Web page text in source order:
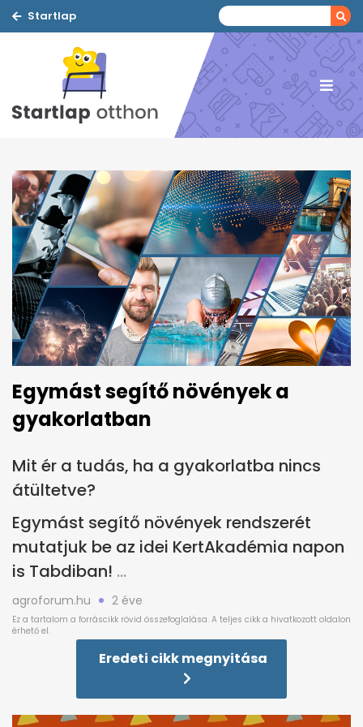
Startlap
Egymást segítő növények a
gyakorlatban
Mit ér a tudás, ha a gyakorlatba nincs
átültetve?
Egymást segítő növények rendszerét
mutatjuk be az idei KertAkadémia napon
is Tabdiban!
agroforum.hu 2 éve
Eredeti cikk megnyitása